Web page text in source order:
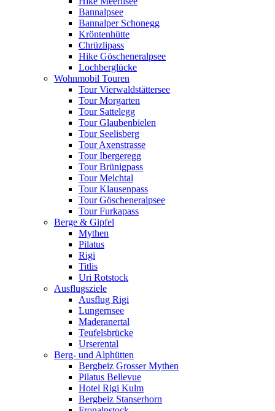
Bannalpsee
Bannalper Schonegg
Kröntenhütte
Chrüzlipass
Hike Göscheneralpsee
Lochberglücke
Wohnmobil Touren
Tour Vierwaldstättersee
Tour Morgarten
Tour Sattelegg
Tour Glaubenbielen
Tour Seelisberg
Tour Axenstrasse
Tour Ibergeregg
Tour Brünigpass
Tour Melchtal
Tour Klausenpass
Tour Göscheneralpsee
Tour Furkapass
Berge & Gipfel
Mythen
Pilatus
Rigi
Titlis
Uri Rotstock
Ausflugsziele
Ausflug Rigi
Lungernsee
Maderanertal
Teufelsbrücke
Urserental
Berg- und Alphütten
Bergbeiz Grosser Mythen
Pilatus Bellevue
Hotel Rigi Kulm
Bergbeiz Stanserhorn